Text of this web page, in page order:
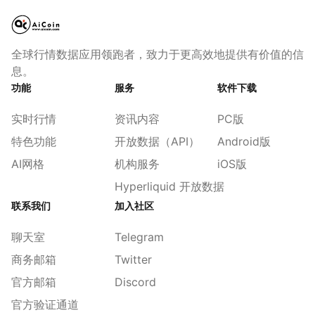
全球行情数据应用领跑者，致力于更高效地提供有价值的信
息。
功能
实时行情
特色功能
AI网格
服务
资讯内容
开放数据（API）
机构服务
Hyperliquid 开放数据
软件下载
PC版
Android版
iOS版
联系我们
聊天室
商务邮箱
官方邮箱
官方验证通道
加入社区
Telegram
Twitter
Discord